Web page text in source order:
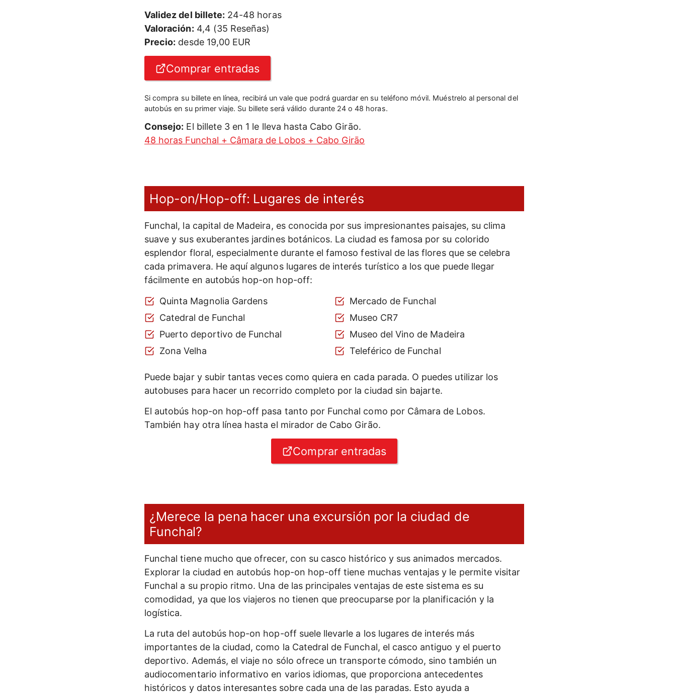
Validez del billete: 24-48 horas
Valoración: 4,4 (35 Reseñas)
Precio: desde 19,00 EUR
Comprar entradas
Si compra su billete en línea, recibirá un vale que podrá guardar en su teléfono móvil. Muéstrelo al personal del
autobús en su primer viaje. Su billete será válido durante 24 o 48 horas.
Consejo: El billete 3 en 1 le lleva hasta Cabo Girāo.
48 horas Funchal + Câmara de Lobos + Cabo Girāo
Hop-on/Hop-off: Lugares de interés
Funchal, la capital de Madeira, es conocida por sus impresionantes paisajes, su clima
suave y sus exuberantes jardines botánicos. La ciudad es famosa por su colorido
esplendor floral, especialmente durante el famoso festival de las flores que se celebra
cada primavera. He aquí algunos lugares de interés turístico a los que puede llegar
fácilmente en autobús hop-on hop-off:
Quinta Magnolia Gardens
Mercado de Funchal
Catedral de Funchal
Museo CR7
Puerto deportivo de Funchal
Museo del Vino de Madeira
Zona Velha
Teleférico de Funchal
Puede bajar y subir tantas veces como quiera en cada parada. O puedes utilizar los
autobuses para hacer un recorrido completo por la ciudad sin bajarte.
El autobús hop-on hop-off pasa tanto por Funchal como por Câmara de Lobos.
También hay otra línea hasta el mirador de Cabo Girão.
Comprar entradas
¿Merece la pena hacer una excursión por la ciudad de
Funchal?
Funchal tiene mucho que ofrecer, con su casco histórico y sus animados mercados.
Explorar la ciudad en autobús hop-on hop-off tiene muchas ventajas y le permite visitar
Funchal a su propio ritmo. Una de las principales ventajas de este sistema es su
comodidad, ya que los viajeros no tienen que preocuparse por la planificación y la
logística.
La ruta del autobús hop-on hop-off suele llevarle a los lugares de interés más
importantes de la ciudad, como la Catedral de Funchal, el casco antiguo y el puerto
deportivo. Además, el viaje no sólo ofrece un transporte cómodo, sino también un
audiocomentario informativo en varios idiomas, que proporciona antecedentes
históricos y datos interesantes sobre cada una de las paradas. Esto ayuda a